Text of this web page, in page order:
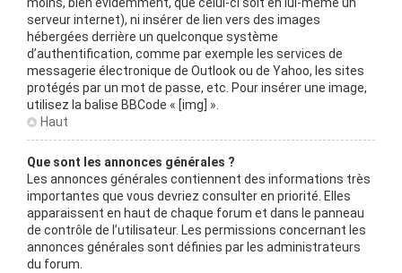
serveur internet), ni insérer de lien vers des images
hébergées derrière un quelconque système
d’authentification, comme par exemple les services de
messagerie électronique de Outlook ou de Yahoo, les sites
protégés par un mot de passe, etc. Pour insérer une image,
utilisez la balise BBCode « [img] ».
Haut
Que sont les annonces générales ?
Les annonces générales contiennent des informations très
importantes que vous devriez consulter en priorité. Elles
apparaissent en haut de chaque forum et dans le panneau
de contrôle de l’utilisateur. Les permissions concernant les
annonces générales sont définies par les administrateurs
du forum.